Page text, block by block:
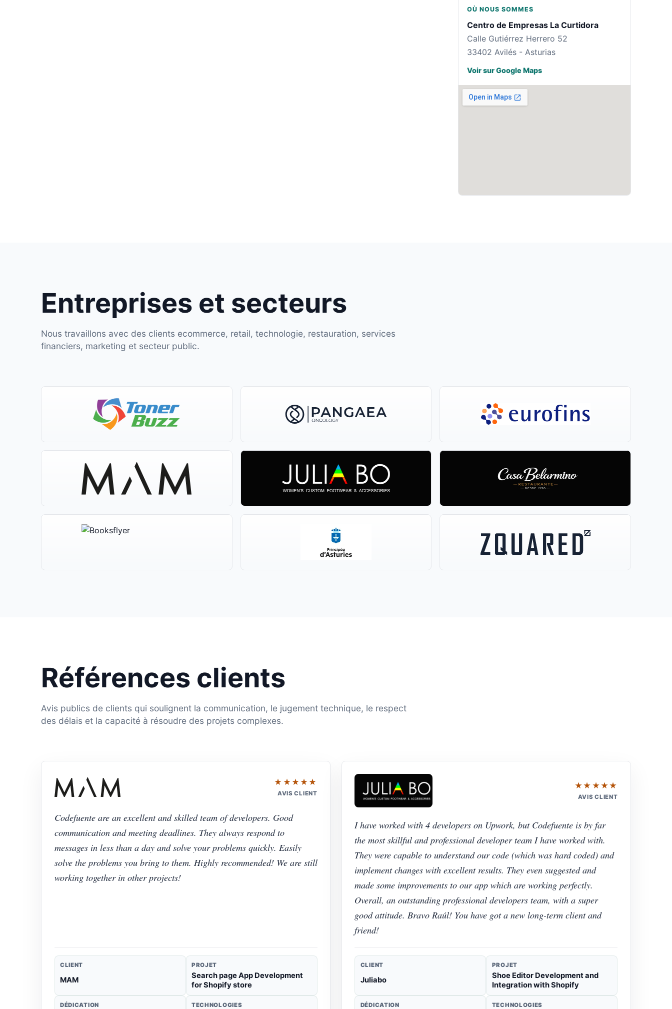
OÙ NOUS SOMMES
Centro de Empresas La Curtidora
Calle Gutiérrez Herrero 52
33402 Avilés - Asturias
Voir sur Google Maps
Entreprises et secteurs
Nous travaillons avec des clients ecommerce, retail, technologie, restauration, services
financiers, marketing et secteur public.
Références clients
Avis publics de clients qui soulignent la communication, le jugement technique, le respect
des délais et la capacité à résoudre des projets complexes.
★★★★★
AVIS CLIENT
Codefuente are an excellent and skilled team of developers. Good
communication and meeting deadlines. They always respond to
messages in less than a day and solve your problems quickly. Easily
solve the problems you bring to them. Highly recommended! We are still
working together in other projects!
CLIENT
MAM
PROJET
Search page App Development
for Shopify store
DÉDICATION TECHNOLOGIES
★★★★★
AVIS CLIENT
I have worked with 4 developers on Upwork, but Codefuente is by far
the most skillful and professional developer team I have worked with.
They were capable to understand our code (which was hard coded) and
implement changes with excellent results. They even suggested and
made some improvements to our app which are working perfectly.
Overall, an outstanding professional developers team, with a super
good attitude. Bravo Raúl! You have got a new long-term client and
friend!
CLIENT
Juliabo
PROJET
Shoe Editor Development and
Integration with Shopify
DÉDICATION TECHNOLOGIES